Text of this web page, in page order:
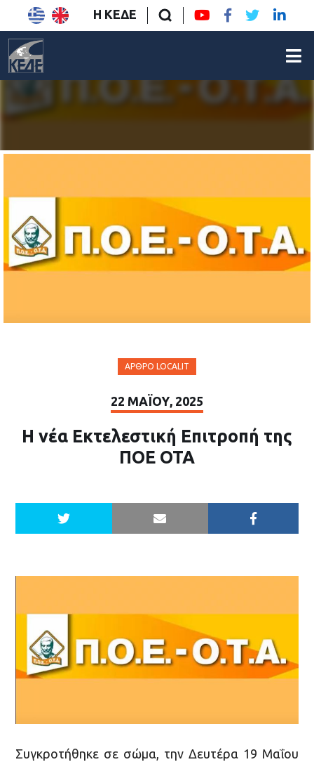
Η ΚΕΔΕ
ΆΡΘΡΟ LOCALIT
22 ΜΑΪ́ΟΥ, 2025
Η νέα Εκτελεστική Επιτροπή της
ΠΟΕ ΟΤΑ
Συγκροτήθηκε σε σώμα, την Δευτέρα 19 Μαΐου